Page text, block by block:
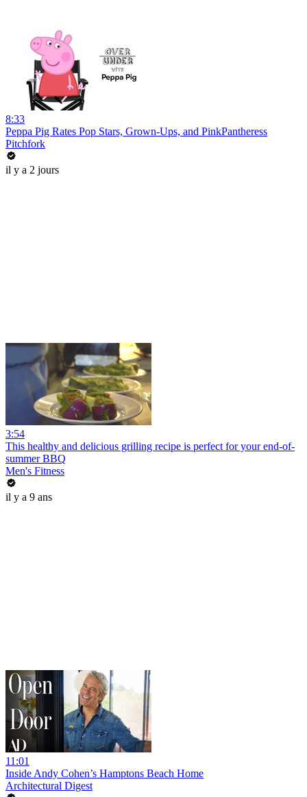
8:33
Peppa Pig Rates Pop Stars, Grown-Ups, and PinkPantheress
Pitchfork
il y a 2 jours
3:54
This healthy and delicious grilling recipe is perfect for your end-of-
summer BBQ
Men's Fitness
il y a 9 ans
11:01
Inside Andy Cohen’s Hamptons Beach Home
Architectural Digest